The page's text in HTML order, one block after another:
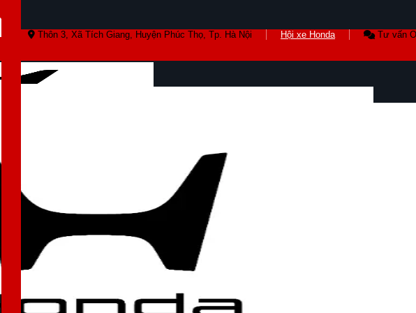
Thôn 3, Xã Tích Giang, Huyện Phúc Thọ, Tp. Hà Nội Hội xe Honda Tư vấn